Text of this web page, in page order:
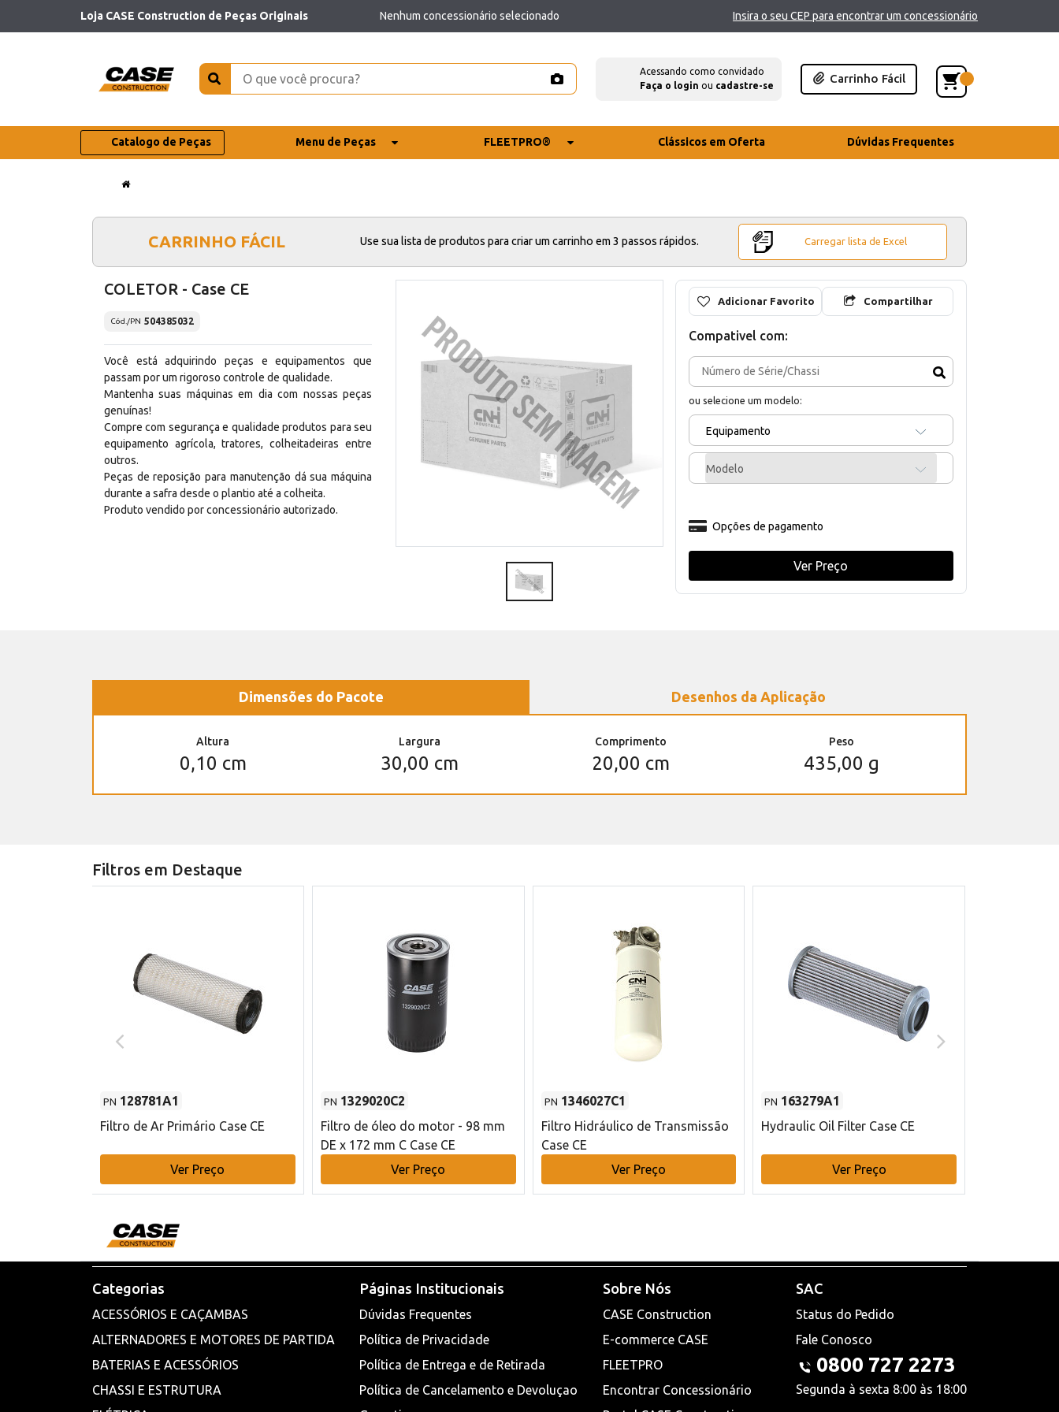
Loja CASE Construction de Peças Originais Nenhum concessionário selecionado Insira o seu CEP para encontrar um concessionário
Acessando como convidado
Faça o login ou cadastre-se
Carrinho Fácil
Catalogo de Peças Menu de Peças FLEETPRO® Clássicos em Oferta Dúvidas Frequentes
CARRINHO FÁCIL Use sua lista de produtos para criar um carrinho em 3 passos rápidos. Carregar lista de Excel
COLETOR - Case CE
Cód./PN 504385032
Você está adquirindo peças e equipamentos que
passam por um rigoroso controle de qualidade.
Mantenha suas máquinas em dia com nossas peças
genuínas!
Compre com segurança e qualidade produtos para seu
equipamento agrícola, tratores, colheitadeiras entre
outros.
Peças de reposição para manutenção dá sua máquina
durante a safra desde o plantio até a colheita.
Produto vendido por concessionário autorizado.
Adicionar Favorito Compartilhar
Compativel com:
ou selecione um modelo:
Equipamento
Modelo
Opções de pagamento
Ver Preço
Dimensões do Pacote Desenhos da Aplicação
Altura
0,10 cm
Largura
30,00 cm
Comprimento
20,00 cm
Peso
435,00 g
Filtros em Destaque
PN 128781A1
Filtro de Ar Primário Case CE
Ver Preço
PN 1329020C2
Filtro de óleo do motor - 98 mm
DE x 172 mm C Case CE
Ver Preço
PN 1346027C1
Filtro Hidráulico de Transmissão
Case CE
Ver Preço
PN 163279A1
Hydraulic Oil Filter Case CE
Ver Preço
Categorias
ACESSÓRIOS E CAÇAMBAS
ALTERNADORES E MOTORES DE PARTIDA
BATERIAS E ACESSÓRIOS
CHASSI E ESTRUTURA
Páginas Institucionais
Dúvidas Frequentes
Política de Privacidade
Política de Entrega e de Retirada
Política de Cancelamento e Devoluçao
Sobre Nós
CASE Construction
E-commerce CASE
FLEETPRO
Encontrar Concessionário
SAC
Status do Pedido
Fale Conosco
0800 727 2273
Segunda à sexta 8:00 às 18:00